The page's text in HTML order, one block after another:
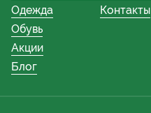
Одежда
Обувь
Акции
Блог
Контакты